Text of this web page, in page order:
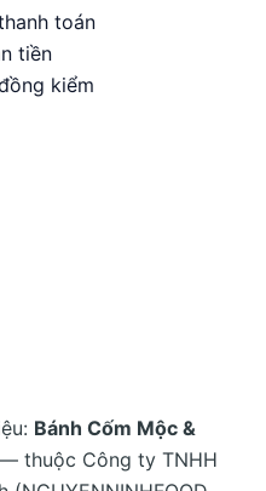
toán
tiền
kiểm
Bánh Cốm Mộc &
thuộc Công ty TNHH